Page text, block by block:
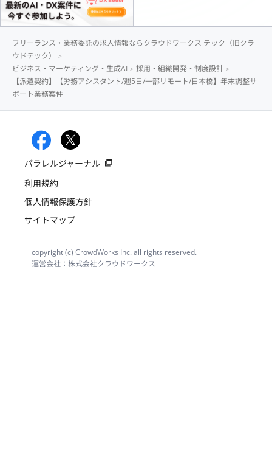
フリーランス・業務委託の求人情報ならクラウドワークス テック（旧クラ
ウドテック）
ビジネス・マーケティング・生成AI
採用・組織開発・制度設計
【派遣契約】【労務アシスタント/週5日/一部リモート/日本橋】年末調整サ
ポート業務案件
パラレルジャーナル
利用規約
個人情報保護方針
サイトマップ
copyright (c) CrowdWorks Inc. all rights reserved.
運営会社：株式会社クラウドワークス